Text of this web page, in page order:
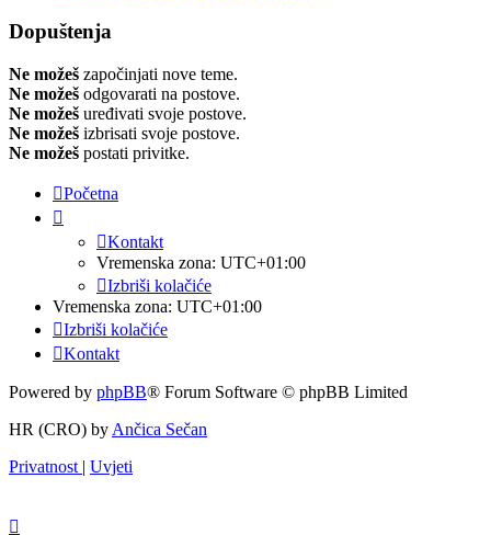
Dopuštenja
Ne možeš započinjati nove teme.
Ne možeš odgovarati na postove.
Ne možeš uređivati svoje postove.
Ne možeš izbrisati svoje postove.
Ne možeš postati privitke.
Početna
Kontakt
Vremenska zona: UTC+01:00
Izbriši kolačiće
Vremenska zona: UTC+01:00
Izbriši kolačiće
Kontakt
Powered by phpBB® Forum Software © phpBB Limited
HR (CRO) by Ančica Sečan
Privatnost | Uvjeti